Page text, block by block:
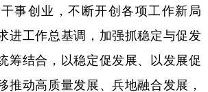
事创业，不断开创各项工作新局
进工作总基调，加强抓稳定与促发
筹结合，以稳定促发展、以发展促
推动高质量发展、兵地融合发展，